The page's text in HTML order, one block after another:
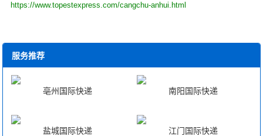
https://www.topestexpress.com/cangchu-anhui.html
服务推荐
亳州国际快递 南阳国际快递
盐城国际快递 江门国际快递